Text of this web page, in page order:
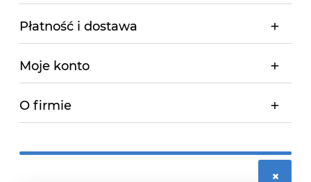
Płatność i dostawa
Moje konto
O firmie